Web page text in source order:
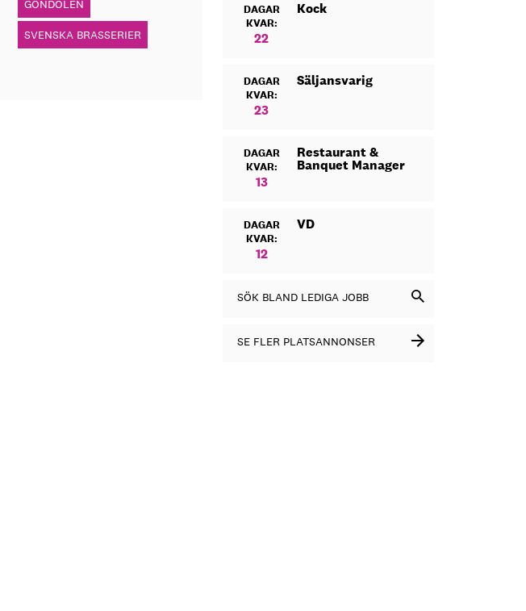
GONDOLEN
SVENSKA BRASSERIER
DAGAR
KVAR:
22
Kock
DAGAR
KVAR:
23
Säljansvarig
DAGAR
KVAR:
13
Restaurant &
Banquet Manager
DAGAR
KVAR:
12
VD
SÖK BLAND LEDIGA JOBB
SE FLER PLATSANNONSER